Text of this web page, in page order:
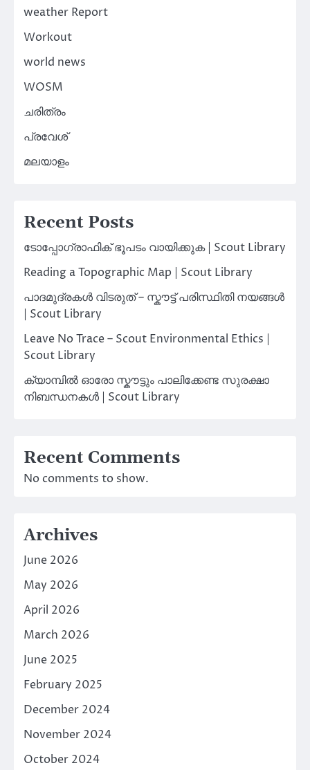
weather Report
Workout
world news
WOSM
ചരിത്രം
പ്രവേശ്
മലയാളം
Recent Posts
ടോപ്പോഗ്രാഫിക് ഭൂപടം വായിക്കുക | Scout Library
Reading a Topographic Map | Scout Library
പാദമുദ്രകൾ വിടരുത് – സ്കൗട്ട് പരിസ്ഥിതി നയങ്ങൾ
| Scout Library
Leave No Trace – Scout Environmental Ethics |
Scout Library
ക്യാമ്പിൽ ഓരോ സ്കൗട്ടും പാലിക്കേണ്ട സുരക്ഷാ
നിബന്ധനകൾ | Scout Library
Recent Comments
No comments to show.
Archives
June 2026
May 2026
April 2026
March 2026
June 2025
February 2025
December 2024
November 2024
October 2024